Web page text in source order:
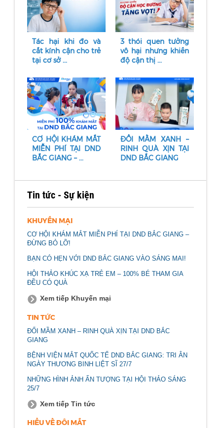
Tác hại khi đo và
cắt kính cận cho trẻ
tại cơ sở ...
3 thói quen tưởng
vô hại nhưng khiến
độ cận thị ...
CƠ HỘI KHÁM MẮT
MIỄN PHÍ TẠI DND
BẮC GIANG – ...
ĐỔI MẦM XANH –
RINH QUÀ XỊN TẠI
DND BẮC GIANG
Tin tức - Sự kiện
KHUYẾN MẠI
CƠ HỘI KHÁM MẮT MIỄN PHÍ TẠI DND BẮC GIANG –
ĐỪNG BỎ LỠ!
BẠN CÓ HẸN VỚI DND BẮC GIANG VÀO SÁNG MAI!
HỘI THẢO KHÚC XẠ TRẺ EM – 100% BÉ THAM GIA
ĐỀU CÓ QUÀ
Xem tiếp Khuyến mại
TIN TỨC
ĐỔI MẦM XANH – RINH QUÀ XỊN TẠI DND BẮC
GIANG
BỆNH VIỆN MẮT QUỐC TẾ DND BẮC GIANG: TRI ÂN
NGÀY THƯƠNG BINH LIỆT SĨ 27/7
NHỮNG HÌNH ẢNH ẤN TƯỢNG TẠI HỘI THẢO SÁNG
25/7
Xem tiếp Tin tức
HIỂU VỀ ĐÔI MẮT